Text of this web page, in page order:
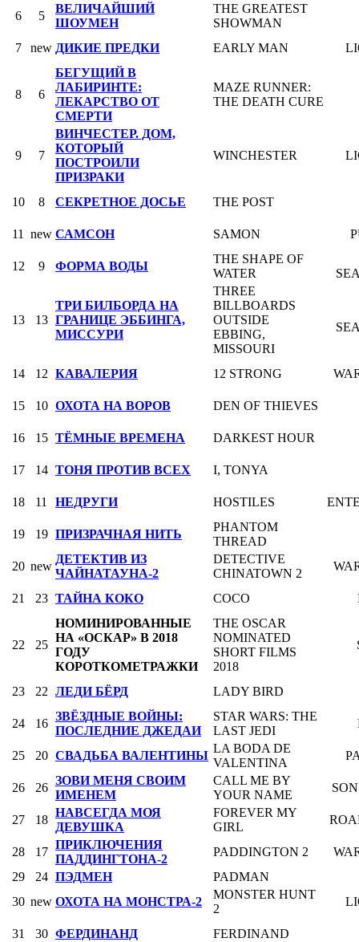
6 5
ВЕЛИЧАЙШИЙ
ШОУМЕН
THE GREATEST
SHOWMAN
7
new ДИКИЕ ПРЕДКИ EARLY MAN
8 6
БЕГУЩИЙ В
ЛАБИРИНТЕ:
ЛЕКАРСТВО ОТ
СМЕРТИ
MAZE RUNNER:
THE DEATH CURE
9 7
ВИНЧЕСТЕР. ДОМ,
КОТОРЫЙ
ПОСТРОИЛИ
ПРИЗРАКИ
WINCHESTER
10 8 СЕКРЕТНОЕ ДОСЬЕ THE POST
11 new САМСОН SAMON
12 9 ФОРМА ВОДЫ
THE SHAPE OF
WATER
13 13
ТРИ БИЛБОРДА НА
ГРАНИЦЕ ЭББИНГА,
МИССУРИ
THREE
BILLBOARDS
OUTSIDE
EBBING,
MISSOURI
14 12 КАВАЛЕРИЯ 12 STRONG
15 10 ОХОТА НА ВОРОВ DEN OF THIEVES
16 15 ТЁМНЫЕ ВРЕМЕНА DARKEST HOUR
17 14 ТОНЯ ПРОТИВ ВСЕХ I, TONYA
18 11 НЕДРУГИ HOSTILES
19 19 ПРИЗРАЧНАЯ НИТЬ
PHANTOM
THREAD
20 new
ДЕТЕКТИВ ИЗ
ЧАЙНАТАУНА-2
DETECTIVE
CHINATOWN 2
21 23 ТАЙНА КОКО COCO
22 25
НОМИНИРОВАННЫЕ
НА «ОСКАР» В 2018
ГОДУ
КОРОТКОМЕТРАЖКИ
THE OSCAR
NOMINATED
SHORT FILMS
2018
23 22 ЛЕДИ БЁРД LADY BIRD
24 16
ЗВЁЗДНЫЕ ВОЙНЫ:
ПОСЛЕДНИЕ ДЖЕДАИ
STAR WARS: THE
LAST JEDI
25 20 СВАДЬБА ВАЛЕНТИНЫ
LA BODA DE
VALENTINA
26 26
ЗОВИ МЕНЯ СВОИМ
ИМЕНЕМ
CALL ME BY
YOUR NAME
27 18
НАВСЕГДА МОЯ
ДЕВУШКА
FOREVER MY
GIRL
28 17
ПРИКЛЮЧЕНИЯ
ПАДДИНГТОНА-2
PADDINGTON 2
29
24 ПЭДМЕН
PADMAN
30 new ОХОТА НА МОНСТРА-2
MONSTER HUNT
2
31 30 ФЕРДИНАНД FERDINAND